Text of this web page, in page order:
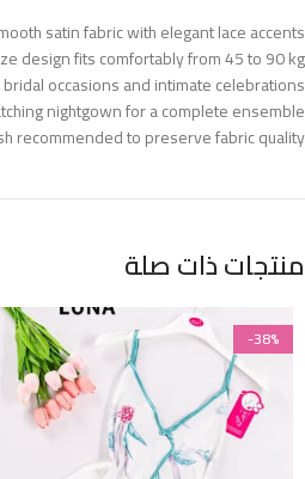
satin fabric with elegant lace accents
design fits comfortably from 45 to 90 kg
occasions and intimate celebrations
nightgown for a complete ensemble
recommended to preserve fabric quality
منتجات ذات صلة
-38%